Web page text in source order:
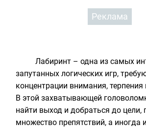
Реклама
Лабиринт – одна из самых
запутанных логических игр,
концентрации внимания, терпения
В этой захватывающей
найти выход и добраться до цели,
множество препятствий, а иногда